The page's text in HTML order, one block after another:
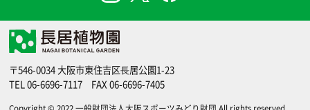
〒546-0034 大阪市東住吉区⻑居公園1-23
TEL06-6696-7117 FAX 06-6696-7405